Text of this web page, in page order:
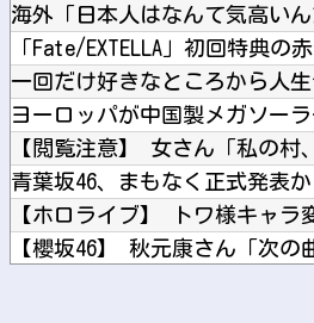
一回だけ好きなところから人
ヨーロッパが中国製メガソー
青葉坂46、まもなく正式発表か
【ホロライブ】 トワ様キャラ